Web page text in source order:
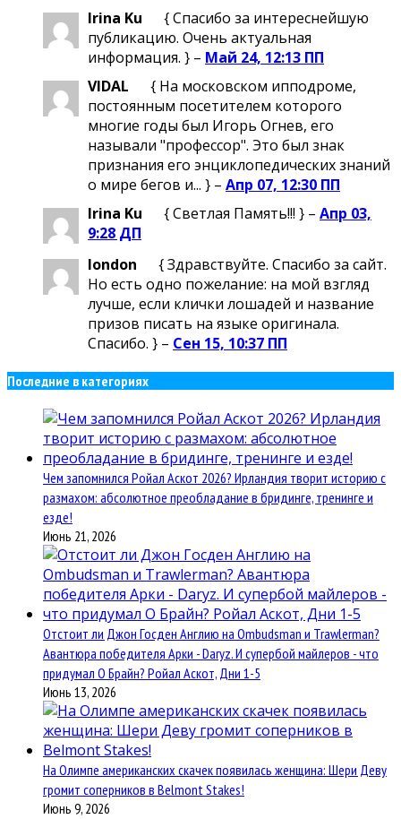
Irina Ku
{ Спасибо за интереснейшую
публикацию. Очень актуальная
информация. } – Май 24, 12:13 ПП
VIDAL
{ На московском ипподроме,
постоянным посетителем которого
многие годы был Игорь Огнев, его
называли "профессор". Это был знак
признания его энциклопедических знаний
о мире бегов и... } – Апр 07, 12:30 ПП
Irina Ku
{ Светлая Память!!! } – Апр 03,
9:28 ДП
london
{ Здравствуйте. Спасибо за сайт.
Но есть одно пожелание: на мой взгляд
лучше, если клички лошадей и название
призов писать на языке оригинала.
Спасибо. } – Сен 15, 10:37 ПП
Последние в категориях
Чем запомнился Ройал Аскот 2026? Ирландия творит историю с
размахом: абсолютное преобладание в бридинге, тренинге и
езде!
Июнь 21, 2026
Отстоит ли Джон Госден Англию на Ombudsman и Trawlerman?
Авантюра победителя Арки - Daryz. И супербой майлеров - что
придумал О Брайн? Ройал Аскот, Дни 1-5
Июнь 13, 2026
На Олимпе американских скачек появилась женщина: Шери Деву
громит соперников в Belmont Stakes!
Июнь 9, 2026